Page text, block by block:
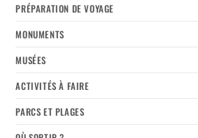
PRÉPARATION DE VOYAGE
MONUMENTS
MUSÉES
ACTIVITÉS À FAIRE
PARCS ET PLAGES